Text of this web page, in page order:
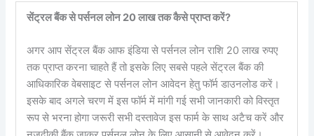
सेंट्रल बैंक से पर्सनल लोन 20 लाख तक कैसे प्राप्त करें?
अगर आप सेंट्रल बैंक आफ इंडिया से पर्सनल लोन राशि 20 लाख रुपए
तक प्राप्त करना चाहते हैं तो इसके लिए सबसे पहले सेंट्रल बैंक की
आधिकारिक वेबसाइट से पर्सनल लोन आवेदन हेतु फॉर्म डाउनलोड करें।
इसके बाद अगले चरण में इस फॉर्म में मांगी गई सभी जानकारी को विस्तृत
रूप से भरना होगा जरूरी सभी दस्तावेज इस फार्म के साथ अटैच करें और